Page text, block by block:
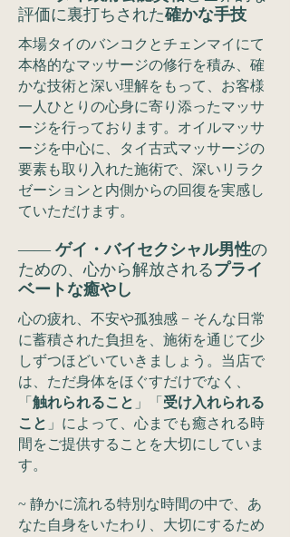
評価に裏打ちされた確かな手技
本場タイのバンコクとチェンマイにて
本格的なマッサージの修行を積み、確
かな技術と深い理解をもって、お客様
一人ひとりの心身に寄り添ったマッサ
ージを行っております。​オイルマッサ
ージを中心に、タイ古式マッサージの
要素も取り入れた施術で、深いリラク
ゼーションと内側からの回復を実感し
ていただけます。
—— ゲイ・バイセクシャル男性の
ための、心から解放されるプライ
ベートな癒やし
心の疲れ、不安や孤独感 − そんな日常
に蓄積された負担を、施術を通じて少
しずつほどいていきましょう。当店で
は、ただ身体をほぐすだけでなく、
「 触れられること 」「 受け入れられる
こと 」によって、心までも癒される時
間をご提供することを大切にしていま
す。
~ 静かに流れる特別な時間の中で、あ
なた自身をいたわり、大切にするため